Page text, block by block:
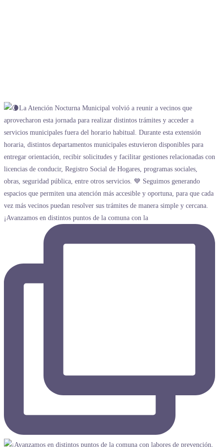
¡Avanzamos en distintos puntos de la comuna con la